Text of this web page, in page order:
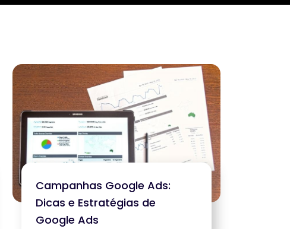
Campanhas Google Ads:
Dicas e Estratégias de
Google Ads